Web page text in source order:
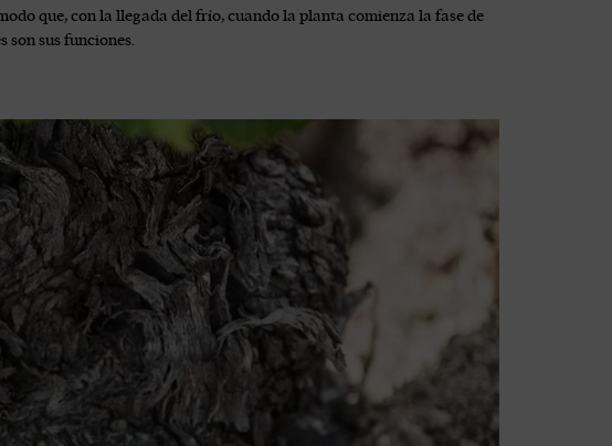
que, con la llegada del frío, cuando la planta comienza la fase de
son sus funciones.